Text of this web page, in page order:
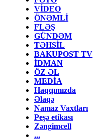
VİDEO
ÖNƏMLİ
FLƏŞ
GÜNDƏM
TƏHSİL
BAKUPOST TV
İDMAN
ÖZ ƏL
MEDİA
Haqqımızda
Əlaqə
Namaz Vaxtları
Peşə etikası
Zəngimcell
...